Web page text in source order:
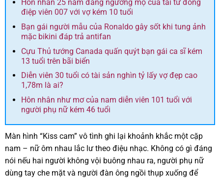
Hôn nhân 25 năm đáng ngưỡng mộ của tài tử đóng
điệp viên 007 với vợ kém 10 tuổi
Bạn gái người mẫu của Ronaldo gây sốt khi tung ảnh
mặc bikini đáp trả antifan
Cựu Thủ tướng Canada quấn quýt bạn gái ca sĩ kém
13 tuổi trên bãi biển
Diễn viên 30 tuổi có tài sản nghìn tỷ lấy vợ đẹp cao
1,78m là ai?
Hôn nhân như mơ của nam diễn viên 101 tuổi với
người phụ nữ kém 46 tuổi
Màn hình “Kiss cam” vô tình ghi lại khoảnh khắc một cặp
nam – nữ ôm nhau lắc lư theo điệu nhạc. Không có gì đáng
nói nếu hai người không vội buông nhau ra, người phụ nữ
dùng tay che mặt và người đàn ông ngồi thụp xuống để